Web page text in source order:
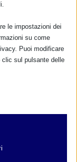
le impostazioni dei
su come
Puoi modificare
clic sul pulsante delle
di base e sono
secondo il GDPR.